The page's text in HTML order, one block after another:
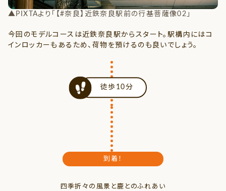
▲PIXTAより「【#奈良】近鉄奈良駅前の行基菩薩像02」
今回のモデルコースは近鉄奈良駅からスタート。駅構内にはコ
インロッカーもあるため、荷物を預けるのも良いでしょう。
徒歩10分
到着！
四季折々の風景と鹿とのふれあい